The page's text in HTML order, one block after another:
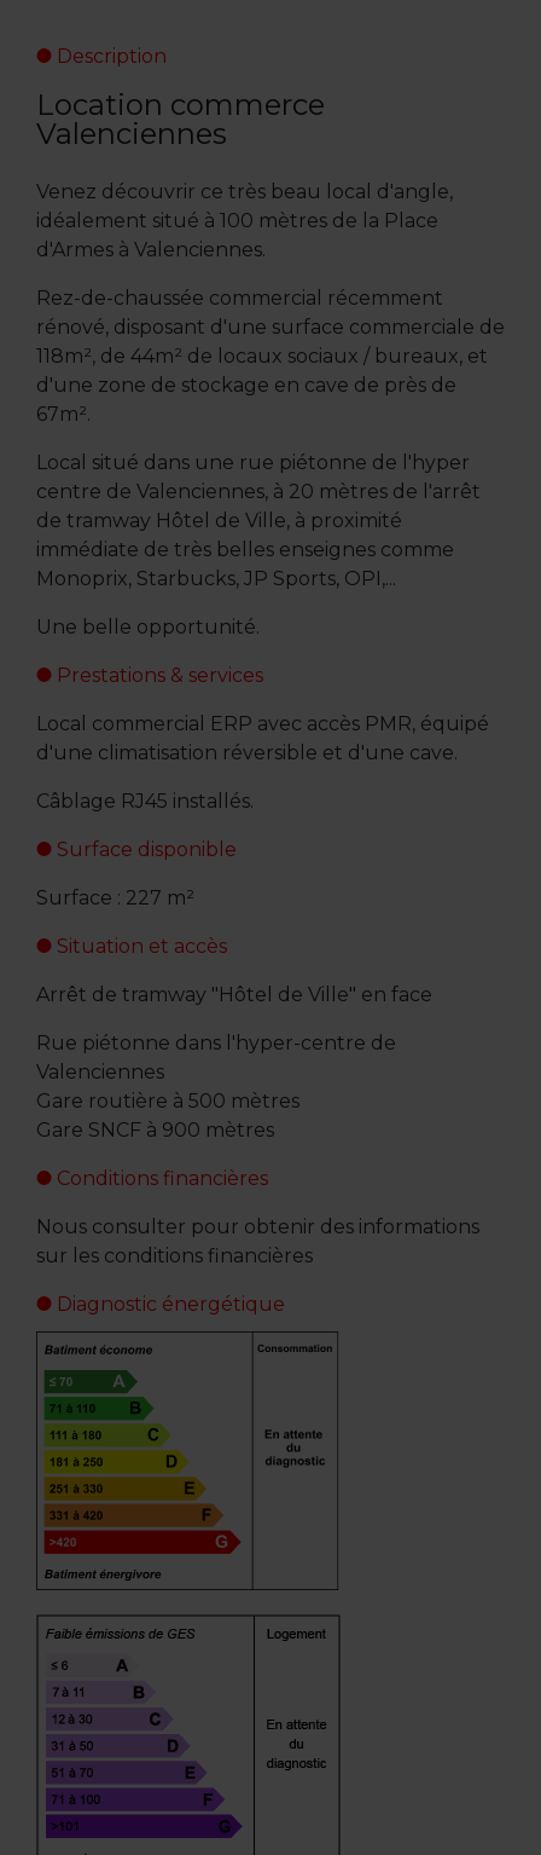
Description
Location commerce
Valenciennes
Venez découvrir ce très beau local d'angle,
idéalement situé à 100 mètres de la Place
d'Armes à Valenciennes.
Rez-de-chaussée commercial récemment
rénové, disposant d'une surface commerciale de
118m², de 44m² de locaux sociaux / bureaux, et
d'une zone de stockage en cave de près de
67m².
Local situé dans une rue piétonne de l'hyper
centre de Valenciennes, à 20 mètres de l'arrêt
de tramway Hôtel de Ville, à proximité
immédiate de très belles enseignes comme
Monoprix, Starbucks, JP Sports, OPI,...
Une belle opportunité.
Prestations & services
Local commercial ERP avec accès PMR, équipé
d'une climatisation réversible et d'une cave.
Câblage RJ45 installés.
Surface disponible
Surface : 227 m²
Situation et accès
Arrêt de tramway "Hôtel de Ville" en face
Rue piétonne dans l'hyper-centre de
Valenciennes
Gare routière à 500 mètres
Gare SNCF à 900 mètres
Conditions financières
Nous consulter pour obtenir des informations
sur les conditions financières
Diagnostic énergétique